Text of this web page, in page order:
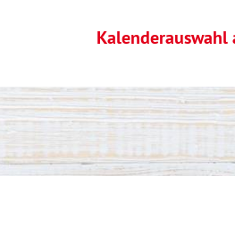
Kalenderauswahl